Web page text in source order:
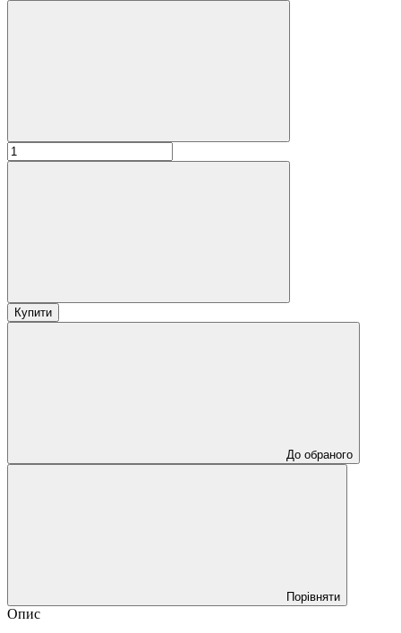
Купити
До обраного
Порівняти
Опис